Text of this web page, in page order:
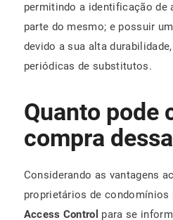
permitindo a identificação de
parte do mesmo; e possuir
devido a sua alta
periódicas de substitutos.
Quanto pode
compra
Considerando as vantagens
proprietários de condomínios
Access Control para se